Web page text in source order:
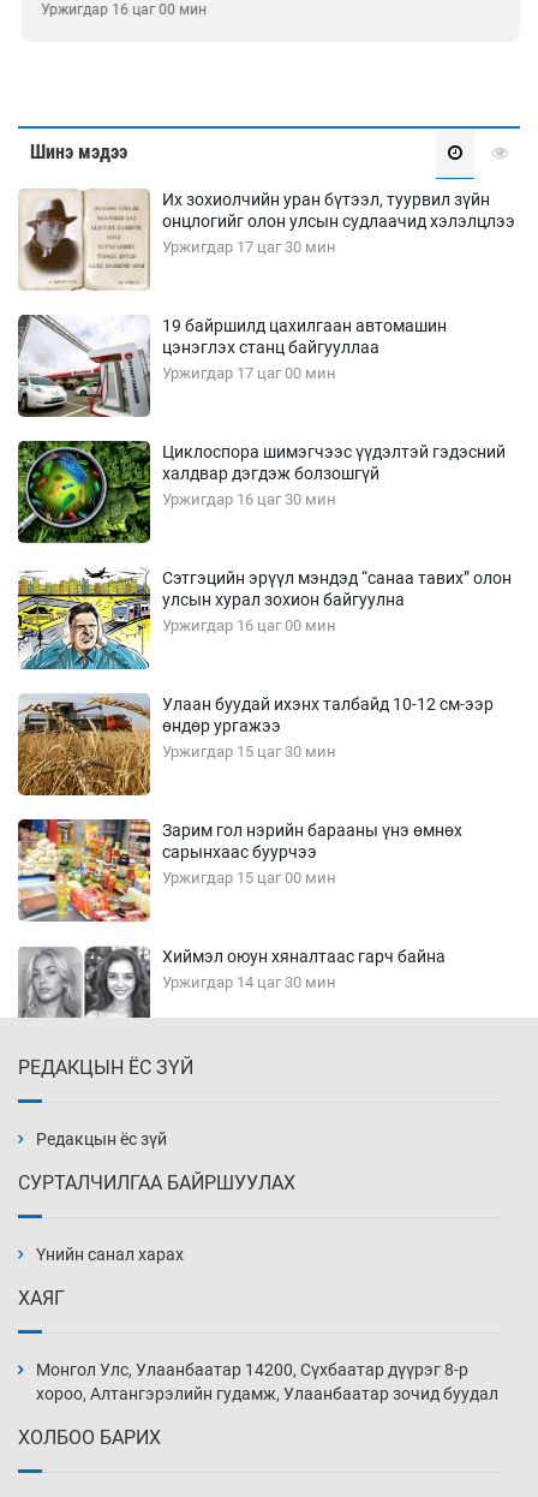
Уржигдар 16 цаг 00 мин
Шинэ мэдээ
Их зохиолчийн уран бүтээл, туурвил зүйн
онцлогийг олон улсын судлаачид хэлэлцлээ
Уржигдар 17 цаг 30 мин
19 байршилд цахилгаан автомашин
цэнэглэх станц байгууллаа
Уржигдар 17 цаг 00 мин
Циклоспора шимэгчээс үүдэлтэй гэдэсний
халдвар дэгдэж болзошгүй
Уржигдар 16 цаг 30 мин
Сэтгэцийн эрүүл мэндэд “санаа тавих” олон
улсын хурал зохион байгуулна
Уржигдар 16 цаг 00 мин
Улаан буудай ихэнх талбайд 10-12 см-ээр
өндөр ургажээ
Уржигдар 15 цаг 30 мин
Зарим гол нэрийн барааны үнэ өмнөх
сарынхаас буурчээ
Уржигдар 15 цаг 00 мин
Хиймэл оюун хяналтаас гарч байна
Уржигдар 14 цаг 30 мин
Уржигдар 14 цаг 00 мин
нэмэгджээ
Уржигдар 13 цаг 30 мин
РЕДАКЦЫН ЁС ЗҮЙ
Редакцын ёс зүй
СУРТАЛЧИЛГАА БАЙРШУУЛАХ
Үнийн санал харах
ХАЯГ
Монгол Улс, Улаанбаатар 14200, Сүхбаатар дүүрэг 8-р
хороо, Алтангэрэлийн гудамж, Улаанбаатар зочид буудал
ХОЛБОО БАРИХ